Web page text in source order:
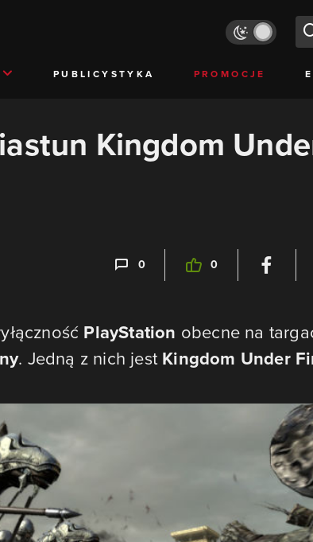
PUBLICYSTYKA PROMOCJE
Kingdom
0 0
PlayStation obecne na
. Jedną z nich jest Kingdom Under